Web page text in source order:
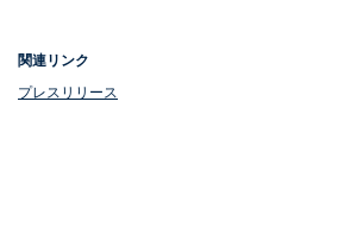
関連リンク
プレスリリース